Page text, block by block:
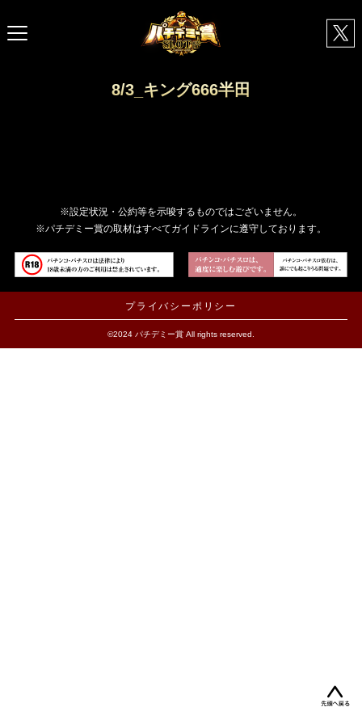
8/3_キング666半田
※設定状況・公約等を示唆するものではございません。
※パチデミー賞の取材はすべてガイドラインに遵守しております。
プライバシーポリシー
©2024 パチデミー賞 All rights reserved.